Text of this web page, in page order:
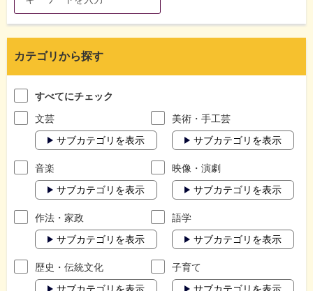
カテゴリから探す
すべてにチェック
文芸
サブカテゴリを表示
美術・手工芸
サブカテゴリを表示
音楽
サブカテゴリを表示
映像・演劇
サブカテゴリを表示
作法・家政
サブカテゴリを表示
語学
サブカテゴリを表示
歴史・伝統文化
サブカテゴリを表示
子育て
サブカテゴリを表示